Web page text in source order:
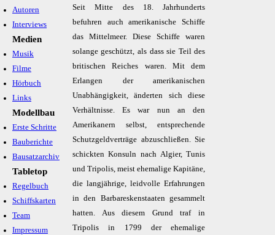
Autoren
Interviews
Medien
Musik
Filme
Hörbuch
Links
Modellbau
Erste Schritte
Bauberichte
Bausatzarchiv
Tabletop
Regelbuch
Schiffskarten
Team
Impressum
Seit Mitte des 18. Jahrhunderts
befuhren auch amerikanische Schiffe
das Mittelmeer. Diese Schiffe waren
solange geschützt, als dass sie Teil des
britischen Reiches waren. Mit dem
Erlangen der amerikanischen
Unabhängigkeit, änderten sich diese
Verhältnisse. Es war nun an den
Amerikanern selbst, entsprechende
Schutzgeldverträge abzuschließen. Sie
schickten Konsuln nach Algier, Tunis
und Tripolis, meist ehemalige Kapitäne,
die langjährige, leidvolle Erfahrungen
in den Barbareskenstaaten gesammelt
hatten. Aus diesem Grund traf in
Tripolis in 1799 der ehemalige